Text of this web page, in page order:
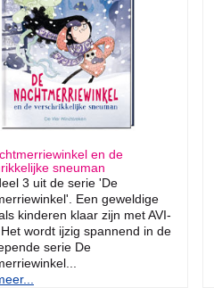
en de
sneuman
3 uit de serie 'De
Een geweldige
kinderen klaar zijn met AVI-
wordt ijzig spannend in de
serie De